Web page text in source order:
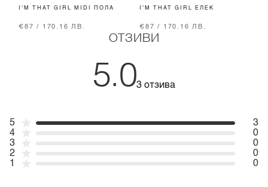
I'M THAT GIRL MIDI ПОЛА
€87 / 170.16 ЛВ.
I'M THAT GIRL ЕЛЕК
€87 / 170.16 ЛВ.
ОТЗИВИ
5.03 отзива
5
3
4
0
3
0
2
0
1
0